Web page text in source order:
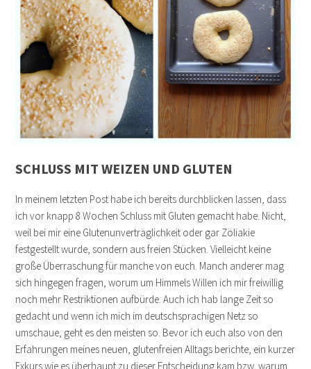
SCHLUSS MIT WEIZEN UND GLUTEN
In meinem letzten Post habe ich bereits durchblicken lassen, dass
ich vor knapp 8 Wochen Schluss mit Gluten gemacht habe. Nicht,
weil bei mir eine Glutenunverträglichkeit oder gar Zöliakie
festgestellt wurde, sondern aus freien Stücken. Vielleicht keine
große Überraschung für manche von euch. Manch anderer mag
sich hingegen fragen, worum um Himmels Willen ich mir freiwillig
noch mehr Restriktionen aufbürde. Auch ich hab lange Zeit so
gedacht und wenn ich mich im deutschsprachigen Netz so
umschaue, geht es den meisten so. Bevor ich euch also von den
Erfahrungen meines neuen, glutenfreien Alltags berichte, ein kurzer
Exkurs wie es überhaupt zu dieser Entscheidung kam bzw. warum